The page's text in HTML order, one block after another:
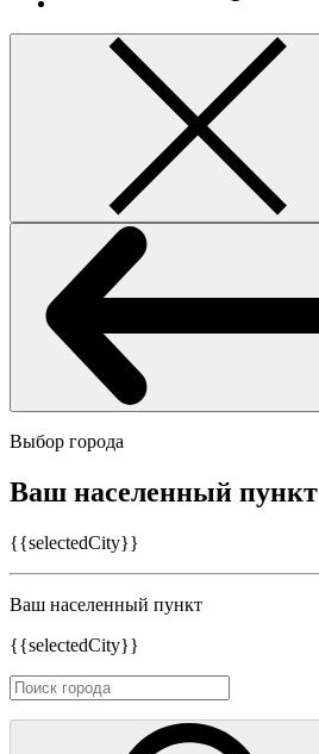
Выбор города
Ваш населенный пункт
{{selectedCity}}
Ваш населенный пункт
{{selectedCity}}